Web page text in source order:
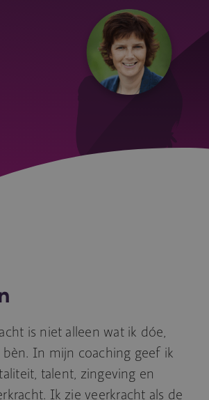
is niet alleen wat ik dóe,
In mijn coaching geef ik
talent, zingeving en
Ik zie veerkracht als de